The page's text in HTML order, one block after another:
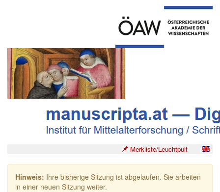
Merkliste/Leuchtpult
Hinweis: Ihre bisherige Sitzung ist abgelaufen. Sie arbeiten
in einer neuen Sitzung weiter.